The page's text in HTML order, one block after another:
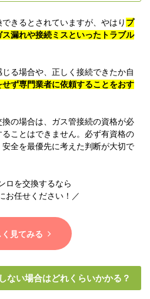
きるとされていますが、やはり プ
漏れや接続ミスといったトラブル
る場合や、正しく接続できたか自
せず専門業者に依頼することをおす
の場合は、ガス管接続の資格が必
ことはできません。必ず有資格の
全を最優先に考えた判断が大切で
ロを交換するなら
お任せください！／
見てみる
ない場合はどれくらいかかる？